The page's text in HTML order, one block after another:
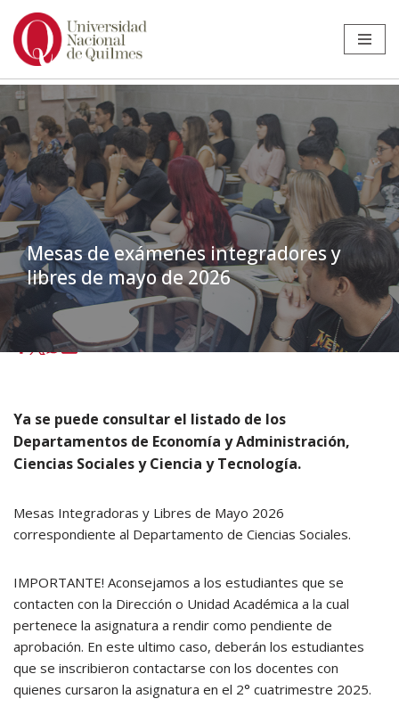
Ir
contenido
Mesas de exámenes integradores y
libres de mayo de 2026
Inicio Noticias Mesas de exámenes
Mesas de exámenes
integradores y libres de mayo de 2026
Ya se puede consultar el listado de los
Departamentos de Economía y Administración,
Ciencias Sociales y Ciencia y Tecnología.
Mesas Integradoras y Libres de Mayo 2026
correspondiente al Departamento de Ciencias Sociales.
IMPORTANTE! Aconsejamos a los estudiantes que se
contacten con la Dirección o Unidad Académica a la cual
pertenece la asignatura a rendir como pendiente de
aprobación. En este ultimo caso, deberán los estudiantes
que se inscribieron contactarse con los docentes con
quienes cursaron la asignatura en el 2° cuatrimestre 2025.